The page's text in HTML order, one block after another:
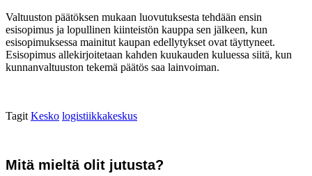
Valtuuston päätöksen mukaan luovutuksesta tehdään ensin
esisopimus ja lopullinen kiinteistön kauppa sen jälkeen, kun
esisopimuksessa mainitut kaupan edellytykset ovat täyttyneet.
Esisopimus allekirjoitetaan kahden kuukauden kuluessa siitä, kun
kunnanvaltuuston tekemä päätös saa lainvoiman.
Tagit Kesko logistiikkakeskus
Mitä mieltä olit jutusta?